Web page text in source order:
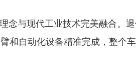
念与现代工业技术完美融合。
和自动化设备精准完成，整个